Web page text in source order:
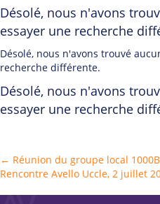
Désolé, nous n'avons
essayer une recherche
Désolé, nous n'avons trouvé
recherche différente.
Désolé, nous n'avons
essayer une recherche
Posts
← Réunion du groupe local
Rencontre Avello Uccle, 2 juillet